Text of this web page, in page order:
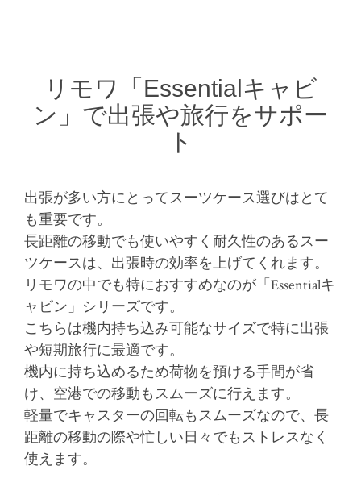
リモワ「Essentialキャビ
ン」で出張や旅行をサポー
ト
出張が多い方にとってスーツケース選びはとて
も重要です。
長距離の移動でも使いやすく耐久性のあるスー
ツケースは、出張時の効率を上げてくれます。
リモワの中でも特におすすめなのが「Essentialキ
ャビン」シリーズです。
こちらは機内持ち込み可能なサイズで特に出張
や短期旅行に最適です。
機内に持ち込めるため荷物を預ける手間が省
け、空港での移動もスムーズに行えます。
軽量でキャスターの回転もスムーズなので、長
距離の移動の際や忙しい日々でもストレスなく
使えます。